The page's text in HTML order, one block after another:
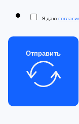
Я даю
Отправить